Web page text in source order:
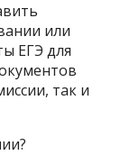
или
ЕГЭ для
так и